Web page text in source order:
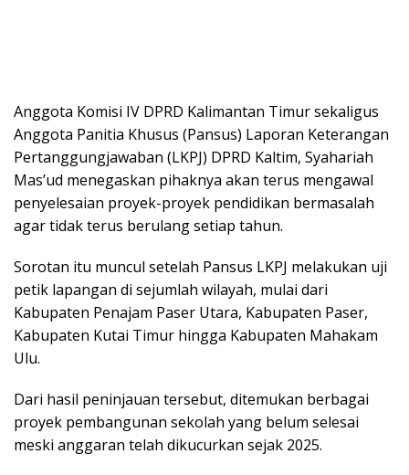
Anggota Komisi IV DPRD Kalimantan Timur sekaligus
Anggota Panitia Khusus (Pansus) Laporan Keterangan
Pertanggungjawaban (LKPJ) DPRD Kaltim, Syahariah
Mas’ud menegaskan pihaknya akan terus mengawal
penyelesaian proyek-proyek pendidikan bermasalah
agar tidak terus berulang setiap tahun.
Sorotan itu muncul setelah Pansus LKPJ melakukan uji
petik lapangan di sejumlah wilayah, mulai dari
Kabupaten Penajam Paser Utara, Kabupaten Paser,
Kabupaten Kutai Timur hingga Kabupaten Mahakam
Ulu.
Dari hasil peninjauan tersebut, ditemukan berbagai
proyek pembangunan sekolah yang belum selesai
meski anggaran telah dikucurkan sejak 2025.